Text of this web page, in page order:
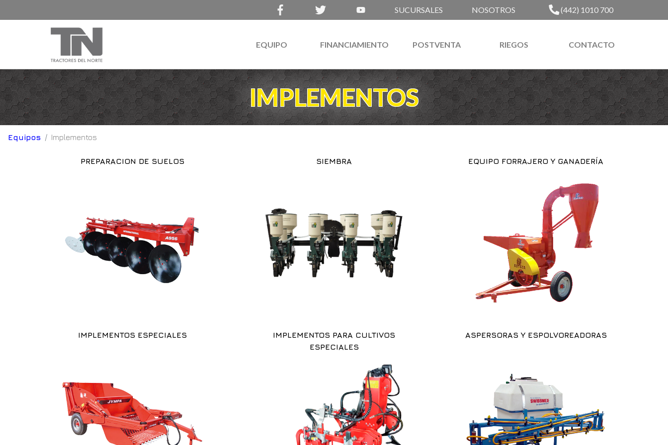
SUCURSALES NOSOTROS (442) 1010 700
EQUIPO FINANCIAMIENTO POSTVENTA RIEGOS CONTACTO
IMPLEMENTOS
Equipos Implementos
PREPARACION DE SUELOS SIEMBRA EQUIPO FORRAJERO Y GANADERÍA
IMPLEMENTOS ESPECIALES
IMPLEMENTOS PARA CULTIVOS
ESPECIALES
ASPERSORAS Y ESPOLVOREADORAS